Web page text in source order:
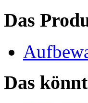
Das
Das